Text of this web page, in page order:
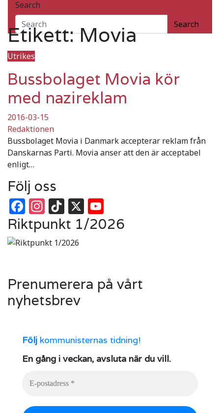
Search
Search
Movia
Etikett:Movia
Utrikes
Bussbolaget Movia kör
med nazireklam
2016-03-15
Redaktionen
Bussbolaget Movia i Danmark accepterar reklam från
Danskarnas Parti. Movia anser att den är acceptabel
enligt…
Följ oss
Facebook
Instagram
TikTok
X
Riktpunkt 1/2026
Prenumerera på vårt
nyhetsbrev
Följ kommunisternas tidning!
En gång i veckan, avsluta när du vill.